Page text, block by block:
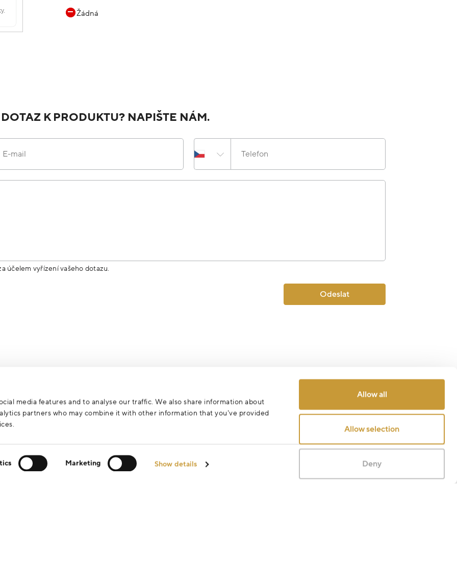
media features and to analyse our traffic. We also share information about
partners who may combine it with other information that you’ve provided
Marketing Show details
Allow all
Allow selection
Deny
Žádná
K PRODUKTU? NAPIŠTE NÁM.
E-mail Telefon
účelem vyřízení vašeho dotazu.
Odeslat